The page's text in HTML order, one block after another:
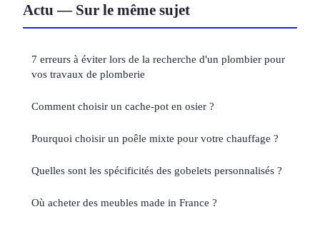
Actu — Sur le même sujet
7 erreurs à éviter lors de la recherche d'un plombier pour
vos travaux de plomberie
Comment choisir un cache-pot en osier ?
Pourquoi choisir un poêle mixte pour votre chauffage ?
Quelles sont les spécificités des gobelets personnalisés ?
Où acheter des meubles made in France ?